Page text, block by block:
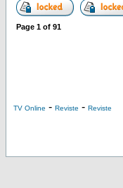
Page 1 of 91
TV Online - Reviste - Reviste